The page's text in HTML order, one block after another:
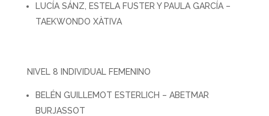
LUCÍA SÁNZ, ESTELA FUSTER Y PAULA GARCÍA –
TAEKWONDO XÀTIVA
NIVEL 8 INDIVIDUAL FEMENINO
BELÉN GUILLEMOT ESTERLICH – ABETMAR
BURJASSOT